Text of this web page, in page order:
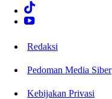
Redaksi
Pedoman Media Siber
Kebijakan Privasi